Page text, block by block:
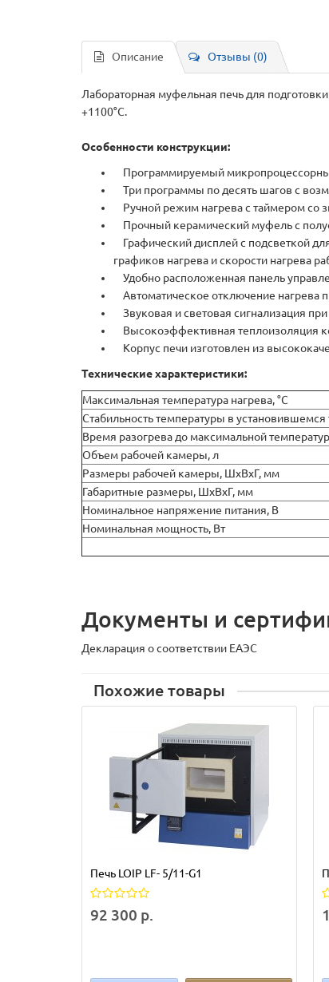
Описание Отзывы (0)
Лабораторная муфельная печь для
+1100°С.
Особенности конструкции:
Программируемый
Три программы по десять шагов с
Ручной режим нагрева с таймером со
Прочный керамический муфель с
Графический дисплей с подсветкой
графиков нагрева и скорости нагрева
Удобно расположенная панель
Автоматическое отключение нагрева
Звуковая и световая сигнализация
Высокоэффективная теплоизоляция
Корпус печи изготовлен из
Технические характеристики:
Максимальная температура нагрева, °С
Стабильность температуры в
Время разогрева до максимальной
Объем рабочей камеры, л
Размеры рабочей камеры, ШхВхГ, мм
Габаритные размеры, ШхВхГ, мм
Номинальное напряжение питания, В
Номинальная мощность, Вт
Документы и
Декларация о соответствии ЕАЭС
Похожие товары
Печь LOIP LF- 5/11-G1
92 300 р.